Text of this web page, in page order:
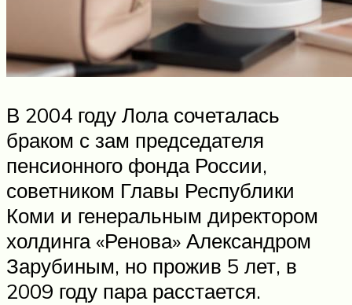
В 2004 году Лола сочеталась
браком с зам председателя
пенсионного фонда России,
советником Главы Республики
Коми и генеральным директором
холдинга «Ренова» Александром
Зарубиным, но прожив 5 лет, в
2009 году пара расстается.